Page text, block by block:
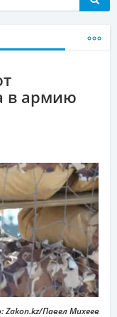
в армию
Павел Михеев